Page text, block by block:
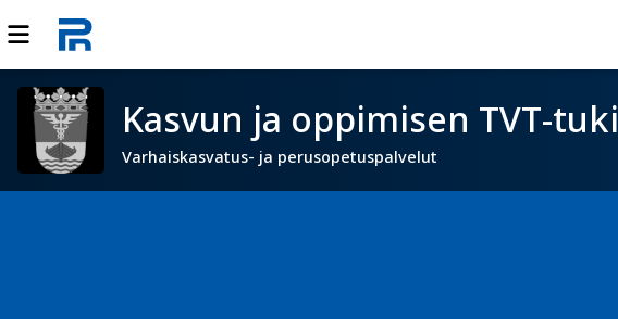
Kasvun ja oppimisen TVT-tuki
Varhaiskasvatus- ja perusopetuspalvelut